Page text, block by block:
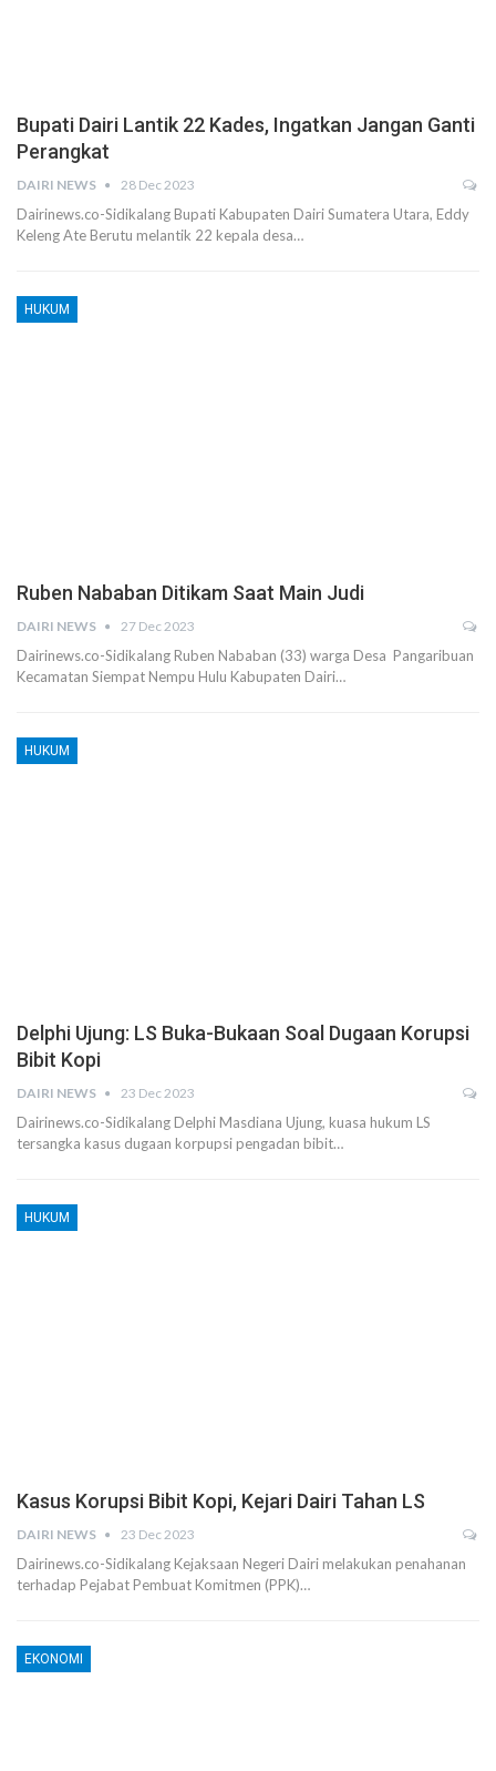
Bupati Dairi Lantik 22 Kades, Ingatkan Jangan Ganti
Perangkat
DAIRI NEWS 28 Dec 2023
Dairinews.co-Sidikalang Bupati Kabupaten Dairi Sumatera Utara, Eddy
Keleng Ate Berutu melantik 22 kepala desa…
HUKUM
Ruben Nababan Ditikam Saat Main Judi
DAIRI NEWS 27 Dec 2023
Dairinews.co-Sidikalang Ruben Nababan (33) warga Desa Pangaribuan
Kecamatan Siempat Nempu Hulu Kabupaten Dairi…
HUKUM
Delphi Ujung: LS Buka-Bukaan Soal Dugaan Korupsi
Bibit Kopi
DAIRI NEWS 23 Dec 2023
Dairinews.co-Sidikalang Delphi Masdiana Ujung, kuasa hukum LS
tersangka kasus dugaan korpupsi pengadan bibit…
HUKUM
Kasus Korupsi Bibit Kopi, Kejari Dairi Tahan LS
DAIRI NEWS 23 Dec 2023
Dairinews.co-Sidikalang Kejaksaan Negeri Dairi melakukan penahanan
terhadap Pejabat Pembuat Komitmen (PPK)…
EKONOMI